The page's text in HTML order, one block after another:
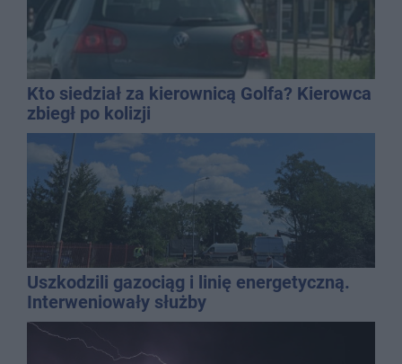
Kto siedział za kierownicą Golfa? Kierowca
zbiegł po kolizji
Uszkodzili gazociąg i linię energetyczną.
Interweniowały służby